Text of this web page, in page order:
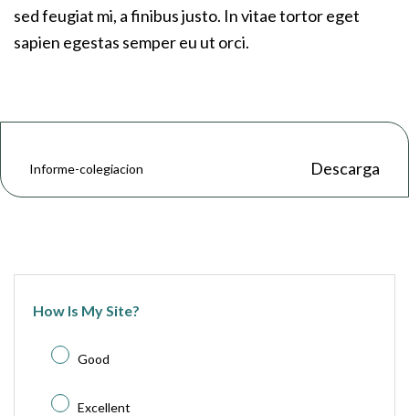
sed feugiat mi, a finibus justo. In vitae tortor eget
sapien egestas semper eu ut orci.
Informe-colegiacion Descarga
How Is My Site?
Good
Excellent